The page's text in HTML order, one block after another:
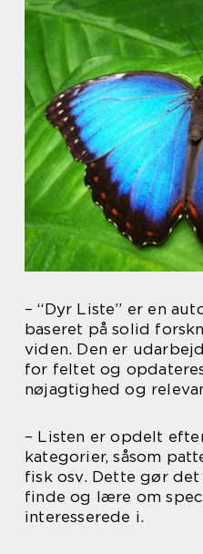
– “Dyr Liste” er en
baseret på solid
viden. Den er
for feltet og
nøjagtighed og
– Listen er opdelt
kategorier, såsom
fisk osv. Dette gør
finde og lære om
interesserede i.